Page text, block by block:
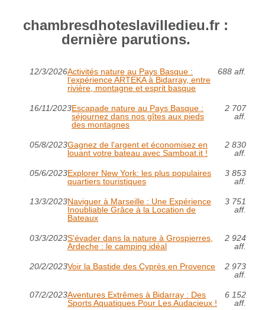
chambresdhoteslavilledieu.fr :
dernière parutions.
12/3/2026Activités nature au Pays Basque :
l’expérience ARTEKA à Bidarray, entre
rivière, montagne et esprit basque
688 aff.
16/11/2023Escapade nature au Pays Basque :
séjournez dans nos gîtes aux pieds
des montagnes
2 707
aff.
05/8/2023Gagnez de l'argent et économisez en
louant votre bateau avec Samboat.it !
2 830
aff.
05/6/2023Explorer New York: les plus populaires
quartiers touristiques
3 853
aff.
13/3/2023Naviguer à Marseille : Une Expérience
Inoubliable Grâce à la Location de
Bateaux
3 751
aff.
03/3/2023S'évader dans la nature à Grospierres,
Ardeche : le camping idéal
2 924
aff.
20/2/2023Voir la Bastide des Cyprès en Provence
2 973
aff.
07/2/2023Aventures Extrêmes à Bidarray : Des
Sports Aquatiques Pour Les Audacieux !
6 152
aff.